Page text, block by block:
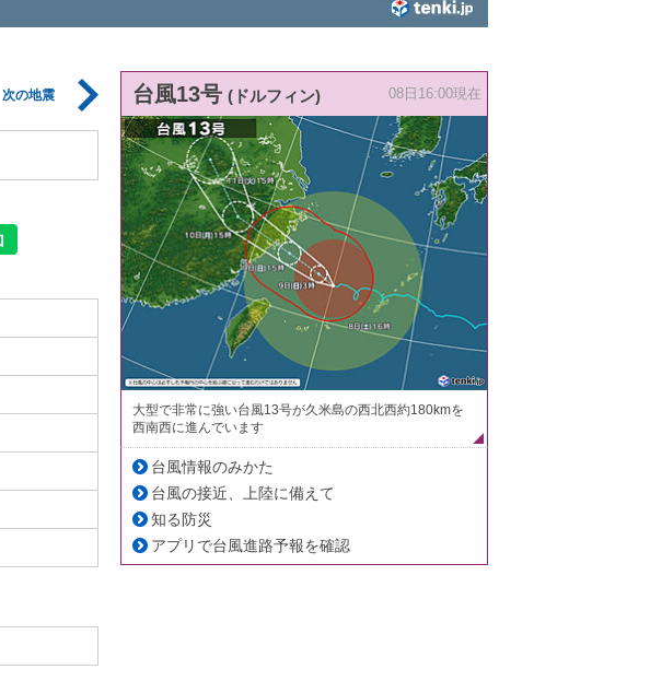
次の地震 台風13号 (ドルフィン) 08日16:00現在
大型で非常に強い台風13号が久米島の西北西約180kmを
西南西に進んでいます
台風情報のみかた
台風の接近、上陸に備えて
知る防災
アプリで台風進路予報を確認